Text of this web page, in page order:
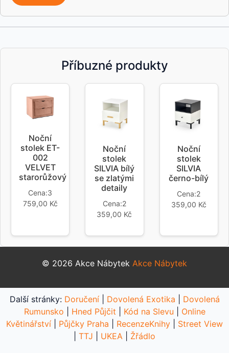
Příbuzné produkty
Noční
stolek ET-
002
VELVET
starorůžový
Cena:3
759,00 Kč
Noční
stolek
SILVIA bílý
se zlatými
detaily
Cena:2
359,00 Kč
Noční
stolek
SILVIA
černo-bílý
Cena:2
359,00 Kč
© 2026 Akce Nábytek Akce Nábytek
Další stránky: Doručení| Dovolená Exotika
Dovolená
Rumunsko
Hned Půjčit Kód na Slevu
Online
Květinářství
Půjčky Praha RecenzeKnihy
Street View
TTJ UKEA Žřádlo